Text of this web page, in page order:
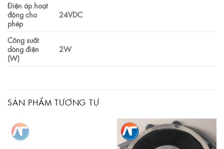
Điện áp hoạt
động cho
phép
24VDC
Công suất
dòng điện
(W)
2W
SẢN PHẨM TƯƠNG TỰ